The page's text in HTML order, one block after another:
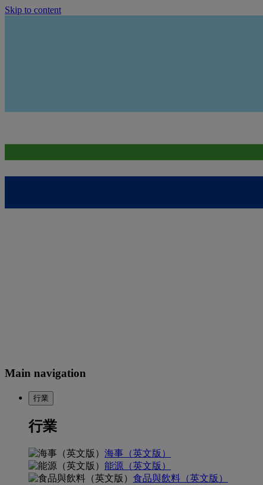
Skip to content
Main navigation
行業
行業
海事（英文版）
能源（英文版）
食品與飲料（英文版）